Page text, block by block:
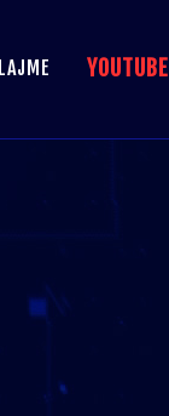
LAJME YOUTUBE